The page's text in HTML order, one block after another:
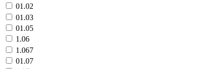
01.02
01.03
01.05
1.06
1.067
01.07